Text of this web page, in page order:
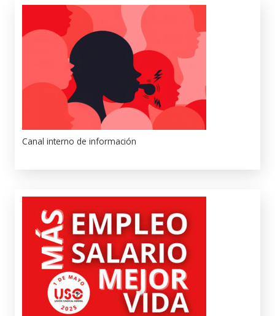
Canal interno de información